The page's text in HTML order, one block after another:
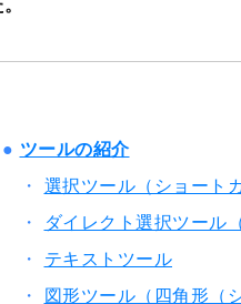
ツールの紹介
選択ツール（ショート
ダイレクト選択ツール
テキストツール
図形ツール（四角形（